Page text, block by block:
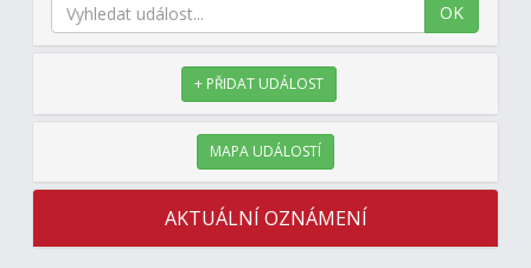
OK
+ PŘIDAT UDÁLOST
MAPA UDÁLOSTÍ
AKTUÁLNÍ OZNÁMENÍ